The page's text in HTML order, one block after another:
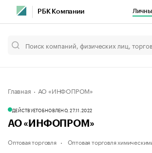
РБК Компании
Главная АО «ИНФОПРОМ»
ДЕЙСТВУЕТОБНОВЛЕНО, 27.11.2022
АО «ИНФОПРОМ»
Оптовая торговля Оптовая торговля